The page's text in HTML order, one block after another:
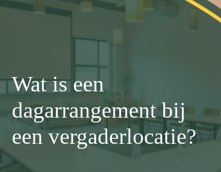
Wat is een
dagarrangement bij
een vergaderlocatie?